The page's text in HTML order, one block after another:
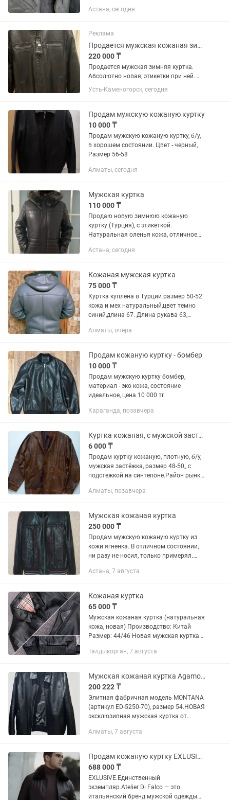
Астана, сегодня
Реклама
Продается мужская кожаная зимняя куртка
220 000 ₸
Продается мужская зимняя куртка.
Абсолютно новая, этикетки при ней.
Теплая, мех стриженный внутри.
Усть-Каменогорск, сегодня
Продам мужскую кожаную куртку
10 000 ₸
Продам мужскую кожаную куртку, б/у,
в хорошем состоянии. Цвет - черный,
Размер 56-58
Алматы, сегодня
Мужская куртка
110 000 ₸
Продаю новую зимнюю кожаную
куртку (Турция), с этикеткой.
Натуральная оленья кожа, отличное
разу не надета. Идеальный кит для
Астана, сегодня
Кожаная мужская куртка
75 000 ₸
Куртка куплена в Турции размер 50-52
кожа и мех натуральный,цвет темно
синий,длина 67. Длина рукава 63,
присутствует
Алматы, вчера
Продам кожаную куртку - бомбер
10 000 ₸
Продам мужскую куртку бомбер,
материал - эко кожа, состояние
идеальное, цена 10 000 тг
Караганда, позавчера
Куртка кожаная, с мужской застёжкой, б/у, 4-50 размер
6 000 ₸
Продам куртку кожаную, плотную, б/у,
мужская застёжка, размер 48-50,, с
подстежкой на синтепоне.Район рынка
Алматы, позавчера
Мужская кожаная куртка
250 000 ₸
Продам мужскую кожаную куртку из
кожи ягненка. В отличном состоянии,
ни разу не носил, только примерял.
Производство Турция. Размер 48.
Астана, 7 августа
Кожаная куртка
65 000 ₸
Мужская кожаная куртка (натуральная
кожа, новая) Производство: Китай
Размер: 44/46 Новая мужская куртка
Классический черный цвет, аккуратный
Талдыкорган, 7 августа
Мужская кожаная куртка Agamoda Montana (Новая, Турция)
200 222 ₸
Элитная фабричная модель MONTANA
(артикул ED-5250-70), размер 54.НОВАЯ
эксклюзивная мужская куртка от
Montana). Оригинал, привезена из
Алматы, 7 августа
Продам кожаную куртку EXLUSIVE Класса LUX
688 000 ₸
EXLUSIVE.Единственный
экземпляр.Atelier Di Falco — это
итальянский бренд мужской одежды